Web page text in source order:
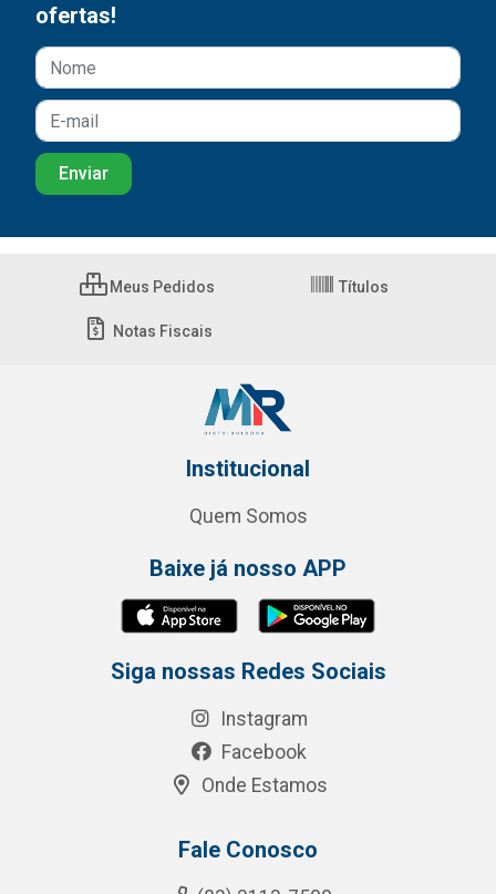
ofertas!
Meus Pedidos Títulos
Notas Fiscais
Institucional
Quem Somos
Baixe já nosso APP
Siga nossas Redes Sociais
Instagram
Facebook
Onde Estamos
Fale Conosco